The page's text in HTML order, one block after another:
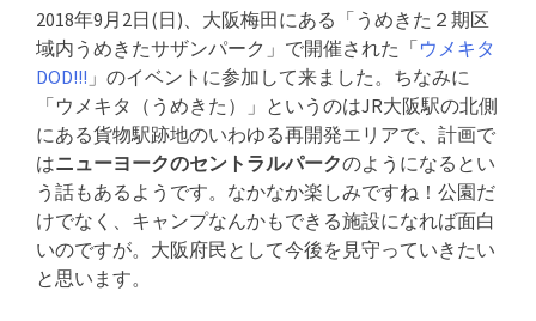
2018年9月2日(日)、大阪梅田にある「うめきた２期区
域内うめきたサザンパーク」で開催された「ウメキタ
DOD!!! 」のイベントに参加して来ました。ちなみに
「ウメキタ（うめきた）」というのはJR大阪駅の北側
にある貨物駅跡地のいわゆる再開発エリアで、計画で
はニューヨークのセントラルパークのようになるとい
う話もあるようです。なかなか楽しみですね！公園だ
けでなく、キャンプなんかもできる施設になれば面白
いのですが。大阪府民として今後を見守っていきたい
と思います。